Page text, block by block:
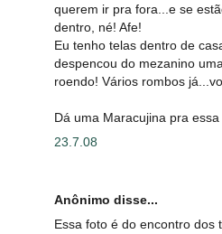
querem ir pra fora...e se
dentro, né! Afe!
Eu tenho telas dentro de
despencou do mezanino
roendo! Vários rombos
Dá uma Maracujina pra
23.7.08
Anônimo disse...
Essa foto é do encontro dos